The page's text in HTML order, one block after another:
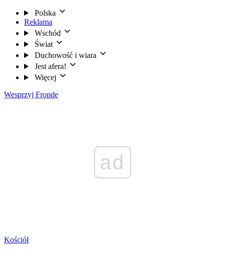
Polska
Reklama
Wschód
Świat
Duchowość i wiara
Jest afera!
Więcej
Wesprzyj Frondę
ad
Kościół